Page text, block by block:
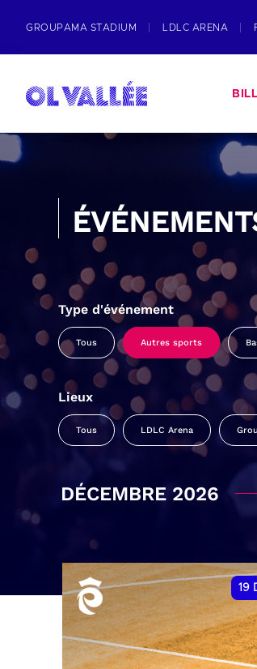
GROUPAMA STADIUM LDLC ARENA
Type d'événement
Tous Autres sports
Lieux
Tous LDLC Arena
DÉCEMBRE 2026
19